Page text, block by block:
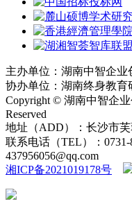
主办单位：湖南中智企业
协办单位：湖南终身教
Copyright © 湖南中智企
Reserved
地址（ADD）：长沙市芙
联系电话（TEL）：0731-
437956056@qq.com
湘ICP备2021019178号